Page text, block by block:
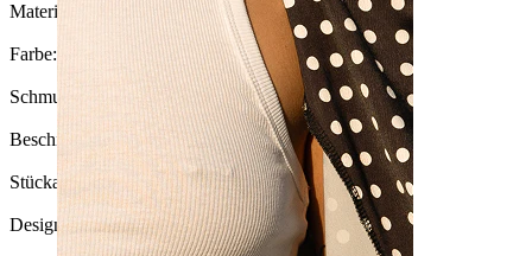
Material: Chirurgenstahl / Messing
Farbe:
Schmucksteintyp: Kubischer Zirkonia
Beschichtungsart: Ionenplattierung
Stückanzahl: 1
Design: Oval